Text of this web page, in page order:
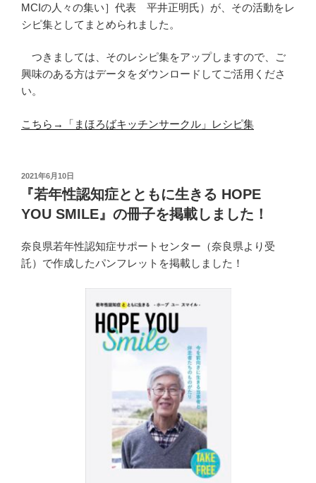
MCIの人々の集い］代表 平井正明氏）が、その活動をレ
シピ集としてまとめられました。
つきましては、そのレシピ集をアップしますので、ご
興味のある方はデータをダウンロードしてご活用くださ
い。
こちら→「まほろばキッチンサークル」レシピ集
投
2021年6月10日
『若年性認知症とともに生きる HOPE
YOU SMILE』の冊子を掲載しました！
奈良県若年性認知症サポートセンター（奈良県より受
託）で作成したパンフレットを掲載しました！